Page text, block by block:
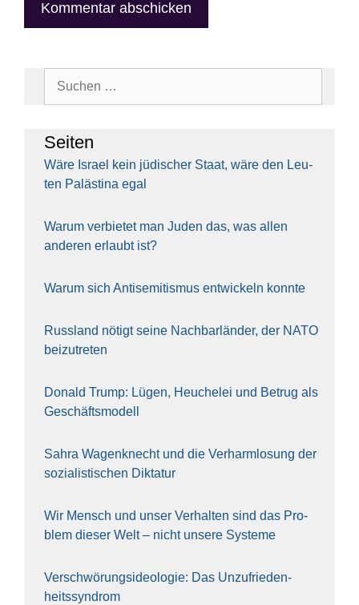
Sei­ten
Wäre Isra­el kein jüdi­scher Staat, wäre den Leu­
ten Paläs­ti­na egal
War­um ver­bie­tet man Juden das, was allen
ande­ren erlaubt ist?
War­um sich Anti­se­mi­tis­mus ent­wi­ckeln konn­te
Russ­land nötigt sei­ne Nach­bar­län­der, der NATO
bei­zu­tre­ten
Donald Trump: Lügen, Heu­che­lei und Betrug als
Geschäfts­mo­dell
Sahra Wagen­knecht und die Ver­harm­lo­sung der
sozia­lis­ti­schen Dik­ta­tur
Wir Mensch und unser Ver­hal­ten sind das Pro­
blem die­ser Welt – nicht unse­re Sys‍te‍me
Ver­schwö­rungs­ideo­lo­gie: Das Unzufrieden­
heitssyndrom